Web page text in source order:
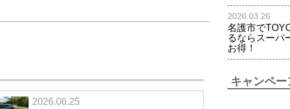
2026.06.25
2026.03.26
名護市で
るならスーパ
お得！
キャンペー